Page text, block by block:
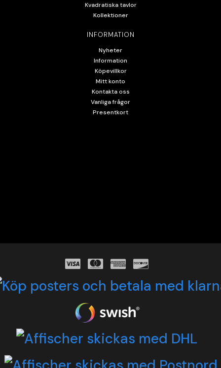
Kvadratiska tavlor
Kollektioner
INFORMATION
Nyheter
Information
Köpevillkor
Mitt konto
Kontakta oss
Vanliga frågor
Presentkort